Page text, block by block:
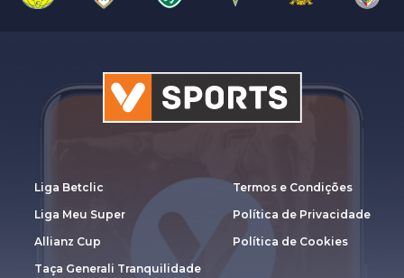
Liga Betclic
Liga Meu Super
Allianz Cup
Taça Generali Tranquilidade
Termos e Condições
Política de Privacidade
Política de Cookies